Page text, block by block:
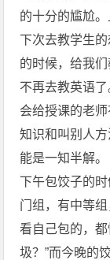
的十分的尴尬
下次去教学生
的时候，给我
不再去教英语
会给授课的老
知识和叫别人
能是一知半解。
下午包饺子的
门组，有中等
看自己包的，
圾？”而今晚的